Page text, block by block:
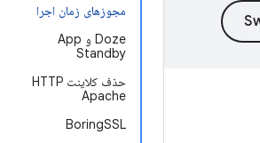
مجوزهای زمان اجرا
Doze و App
Standby
حذف کلاینت HTTP
Apache
BoringSSL